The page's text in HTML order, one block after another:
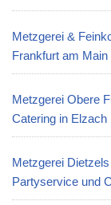
Metzgerei &
Frankfurt am Main
Metzgerei Obere
Catering in Elzach
Metzgerei
Partyservice und